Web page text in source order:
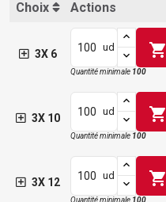
Choix Actions
3X 6
ud shopping_cart
Quantité minimale 100
3X 10
ud shopping_cart
Quantité minimale 100
3X 12
ud shopping_cart
Quantité minimale 100